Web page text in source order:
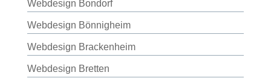
Webdesign Bondorf
Webdesign Bönnigheim
Webdesign Brackenheim
Webdesign Bretten